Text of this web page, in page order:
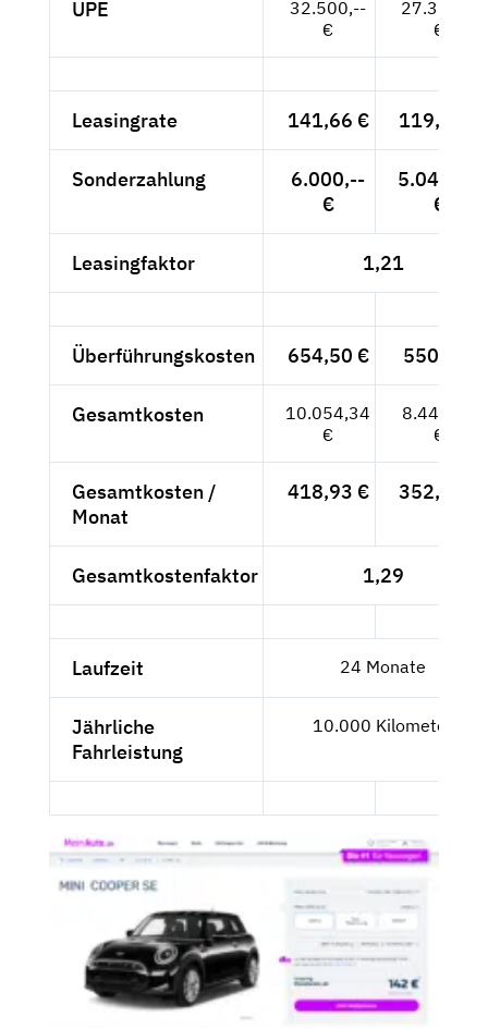
UPE
32.500,--
€
27.311,--
€
Leasingrate 141,66 € 119,04 €
Sonderzahlung
6.000,--
€
5.042,02
€
Leasingfaktor 1,21
Überführungskosten 654,50 € 550,-- €
Gesamtkosten
10.054,34
€
8.449,03
€
Gesamtkosten /
Monat
418,93 € 352,04 €
Gesamtkostenfaktor 1,29
Laufzeit 24 Monate
Jährliche
Fahrleistung
10.000 Kilometer